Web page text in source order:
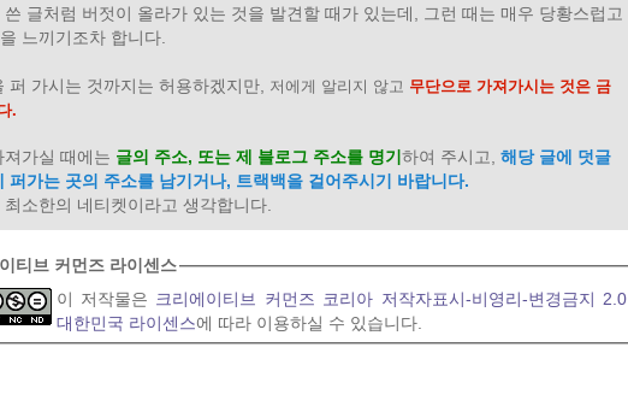
쓴 글처럼 버젓이 올라가 있는 것을 발견할 때가 있는데, 그런 때는 매우 당황스럽고
느끼기조차 합니다.
퍼 가시는 것까지는 허용하겠지만, 저에게 알리지 않고 무단으로 가져가시는 것은 금
.
져가실 때에는 글의 주소, 또는 제 블로그 주소를 명기 하여 주시고, 해당 글에 덧글
퍼가는 곳의 주소를 남기거나, 트랙백을 걸어주시기 바랍니다.
최소한의 네티켓이라고 생각합니다.
티브 커먼즈 라이센스
이 저작물은 크리에이티브 커먼즈 코리아 저작자표시-비영리-변경금지 2.0
대한민국 라이센스에 따라 이용하실 수 있습니다.